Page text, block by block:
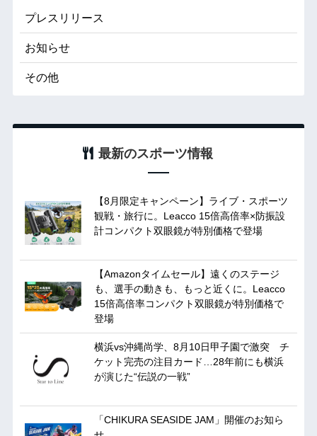
プレスリリース
お知らせ
その他
最新のスポーツ情報
【8月限定キャンペーン】ライブ・スポーツ
観戦・旅行に。Leacco 15倍高倍率×防振設
計コンパクト双眼鏡が特別価格で登場
【Amazonタイムセール】遠くのステージ
も、選手の動きも、もっと近くに。Leacco
15倍高倍率コンパクト双眼鏡が特別価格で
登場
横浜vs沖縄尚学、8月10日甲子園で激突 チ
ケット完売の注目カード…28年前にも横浜
が演じた“伝説の一戦”
「CHIKURA SEASIDE JAM」開催のお知ら